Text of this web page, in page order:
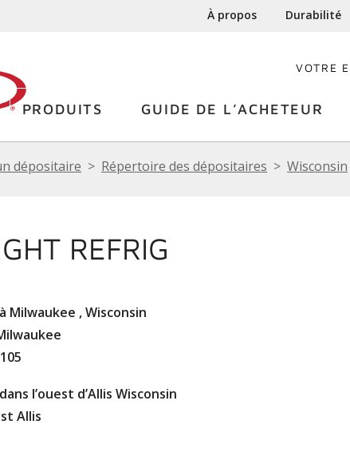
À propos Durabilité
VOTRE
PRODUITS GUIDE DE L’ACHETEUR
dépositaire Répertoire des dépositaires Wisconsin
REFRIG
Milwaukee , Wisconsin
l’ouest d’Allis Wisconsin
Allis